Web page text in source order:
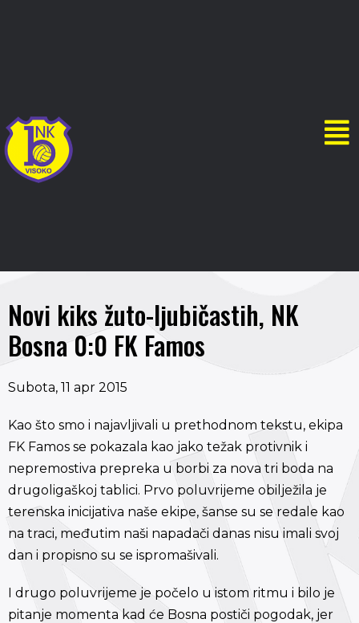
Novi kiks žuto-ljubičastih, NK
Bosna 0:0 FK Famos
Subota, 11 apr 2015
Kao što smo i najavljivali u prethodnom tekstu, ekipa
FK Famos se pokazala kao jako težak protivnik i
nepremostiva prepreka u borbi za nova tri boda na
drugoligaškoj tablici. Prvo poluvrijeme obilježila je
terenska inicijativa naše ekipe, šanse su se redale kao
na traci, međutim naši napadači danas nisu imali svoj
dan i propisno su se ispromašivali.
I drugo poluvrijeme je počelo u istom ritmu i bilo je
pitanje momenta kad će Bosna postiči pogodak, jer